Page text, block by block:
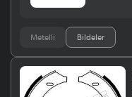
Metelli Bildeler